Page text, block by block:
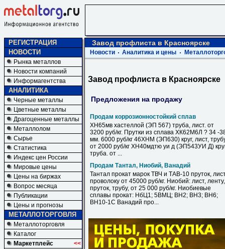
РЕГИСТРАЦИЯ
НОВОСТИ
Рынка металлов
Новости компаний
Информагентства
АНАЛИТИКА
Черные металлы
Цветные металлы
Драгоценные металлы
Металлолом
Сырье
Статистика
Индекс цен России
Мировые цены
Цены на биржах
Вопрос месяца
Публикации
Цены и прогнозы
МЕТАЛЛОТОРГОВЛЯ
Металлоторговля
Каталог
Маркетплейс
<<
Завод профлиста в Красноярске
Новости Аналитика и цены
Завод профлиста в Красноярске
Предложения на продажу
Продам коррозионностойкий сплав
ХН65мв хастеллой (ЭП 567) труба, лист. от
3200 руб/кг. Прутки из сплава ХК62М6Л ? 34 -
мм. 6000 руб/кг 46ХНМ (ЭП630) круг, лист,
от 2000 руб/кг ХН40мдтю уи д (ЭП543УИ Д)
труба. от ...
Продам Тантал, Ниобий, Ванадий
Тантал прокат марок ТВЧ и ТАВ-10 пруток,
проволоку от 45000 руб/кг. Ниобий: лист, ленту,
пруток, трубу, от 25 000 руб/кг. Ниобиевые
сплавы прокат: НбЦ1; 5ВМЦ; ВН2; ВН3; ВН6;
ВН10-1С Ванадий про...